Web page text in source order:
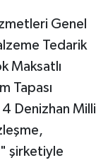
Genel
Tedarik
Maksatlı
Tapası
Denizhan Milli
şirketiyle